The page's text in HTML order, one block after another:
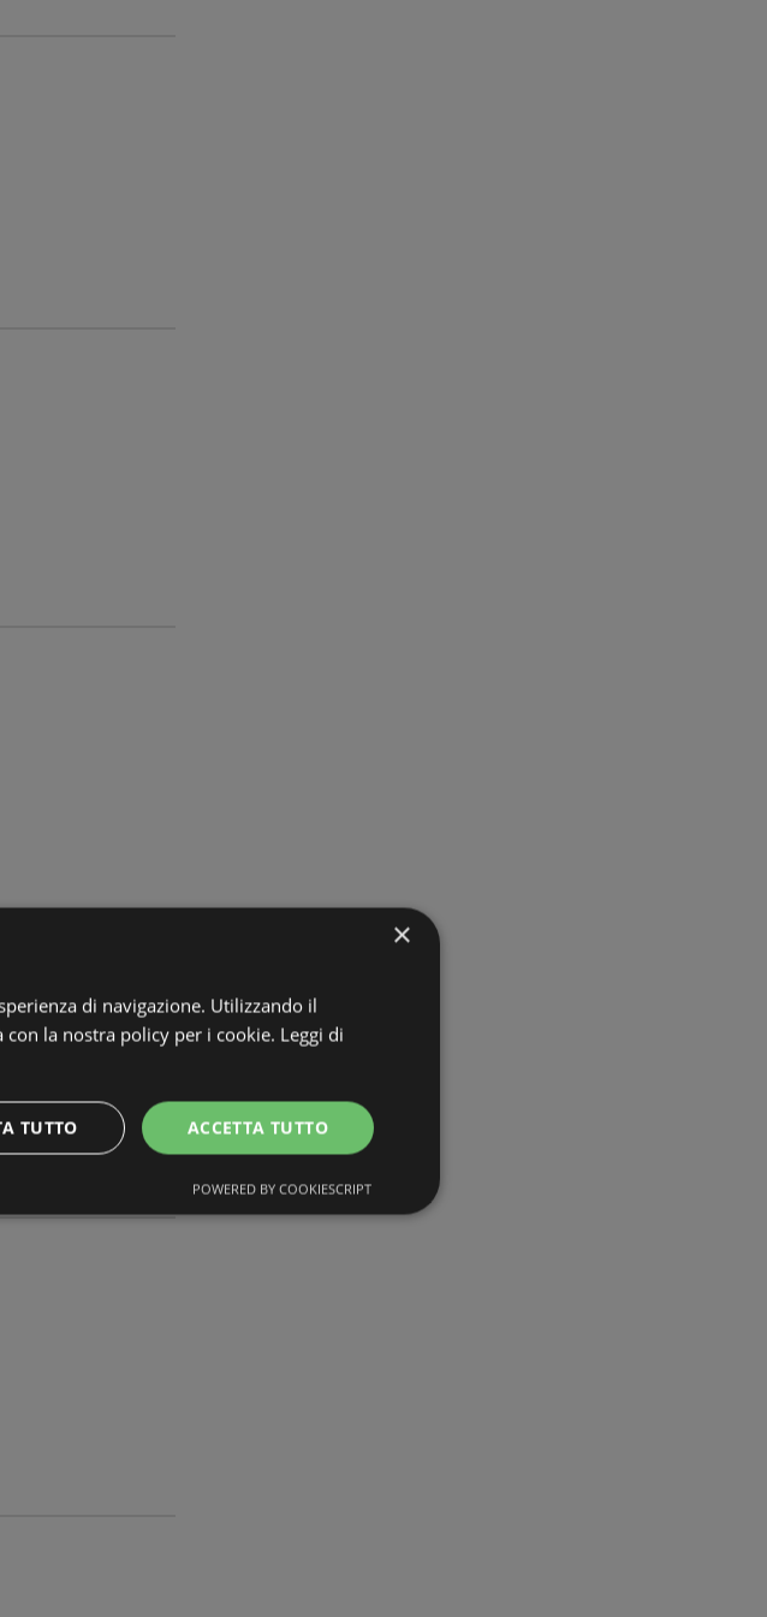
×
di navigazione. Utilizzando il
la nostra policy per i cookie. Leggi di
ACCETTA TUTTO
TUTTO
POWERED BY COOKIESCRIPT